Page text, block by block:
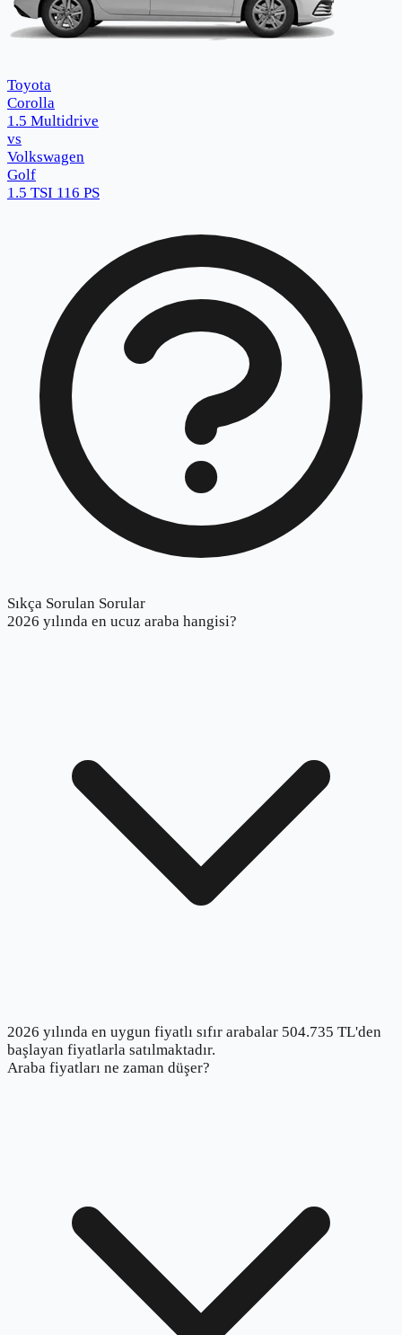
Toyota
Corolla
1.5 Multidrive
vs
Volkswagen
Golf
1.5 TSI 116 PS
Sıkça Sorulan Sorular
2026 yılında en ucuz araba hangisi?
2026 yılında en uygun fiyatlı sıfır arabalar 504.735 TL'den
başlayan fiyatlarla satılmaktadır.
Araba fiyatları ne zaman düşer?